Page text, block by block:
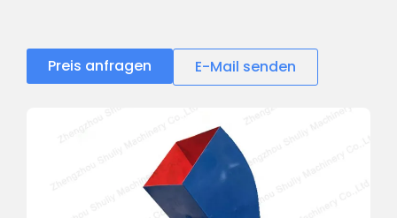
Preis anfragen E-Mail senden